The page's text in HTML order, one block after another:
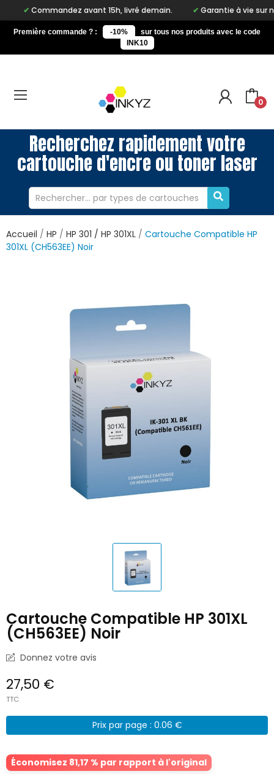
avant 15h, livré demain. Garantie à vie sur notre
Première commande ? : -10%
sur tous nos produits avec le code
INK10
0
Recherchez rapidement votre
cartouche d'encre ou toner laser
Accueil HP HP 301 / HP 301XL
Cartouche Compatible HP
301XL (CH563EE) Noir
Cartouche Compatible HP 301XL
(CH563EE) Noir
Donnez votre avis
27,50 €
TTC
Prix par page : 0.06 €
Économisez 81,17 % par rapport à l'original